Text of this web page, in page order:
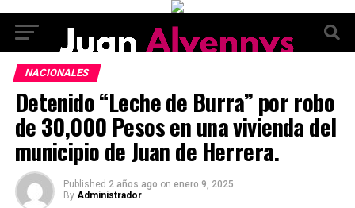
NACIONALES
Detenido “Leche de Burra” por robo
de 30,000 Pesos en una vivienda del
municipio de Juan de Herrera.
Published 2 años ago on enero 9, 2025
By Administrador